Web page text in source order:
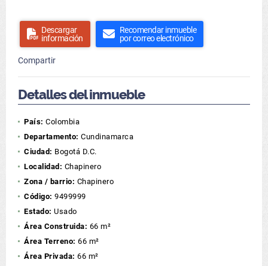
Descargar
información
Recomendar inmueble
por correo electrónico
Compartir
Detalles del inmueble
País: Colombia
Departamento: Cundinamarca
Ciudad: Bogotá D.C.
Localidad: Chapinero
Zona / barrio: Chapinero
Código: 9499999
Estado: Usado
Área Construida: 66 m²
Área Terreno: 66 m²
Área Privada: 66 m²